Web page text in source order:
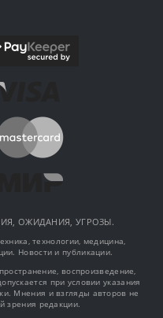
ОЖИДАНИЯ, УГРОЗЫ.
технологии, медицина,
Новости и публикации.
воспроизведение,
при условии указания
Мнения и взгляды авторов не
зрения редакции.